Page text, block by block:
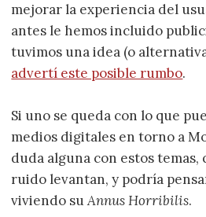
mejorar la experiencia del
antes le hemos incluido
tuvimos una idea (o
advertí este posible rumbo.
Si uno se queda con lo que
medios digitales en torno a
duda alguna con estos temas,
ruido levantan, y podría
viviendo suAnnus Horribilis.